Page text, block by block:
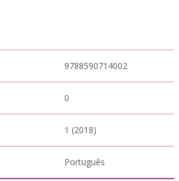
9788590714002
0
1 (2018)
Português